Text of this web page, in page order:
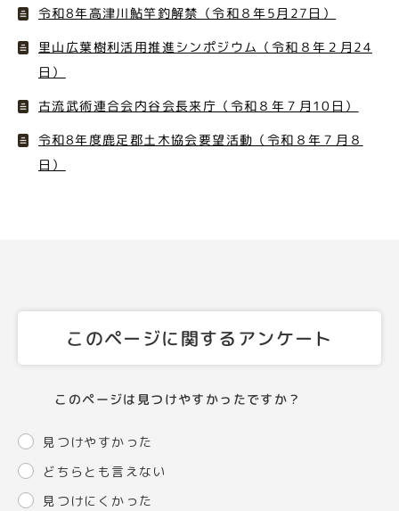
令和8年高津川鮎竿釣解禁（令和８年5月27日）
里山広葉樹利活用推進シンポジウム（令和８年２月24
日）
古流武術連合会内谷会長来庁（令和８年７月10日）
令和8年度鹿足郡土木協会要望活動（令和８年７月８
日）
このページに関するアンケート
このページは見つけやすかったですか？
見つけやすかった
どちらとも言えない
見つけにくかった